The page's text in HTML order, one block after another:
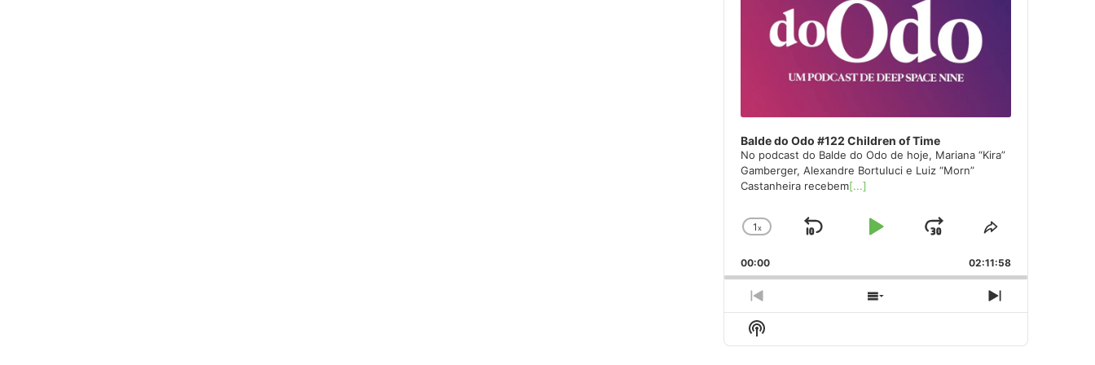
Balde do Odo #122 Children of Time
No podcast do Balde do Odo de hoje, Mariana “Kira”
Gamberger, Alexandre Bortuluci e Luiz “Morn”
Castanheira recebem[...]
Change
Rate
1x
Skip
Play
Jump
Forward
Share
Episode
00:00 02:11:58
Previous
Episode
Show
Episodes
Next
Episode
Show
Podcast